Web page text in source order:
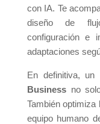
con IA. Te
diseño de
configuración e
adaptaciones
En definitiva, un
Businessno solo
También
equipo humano